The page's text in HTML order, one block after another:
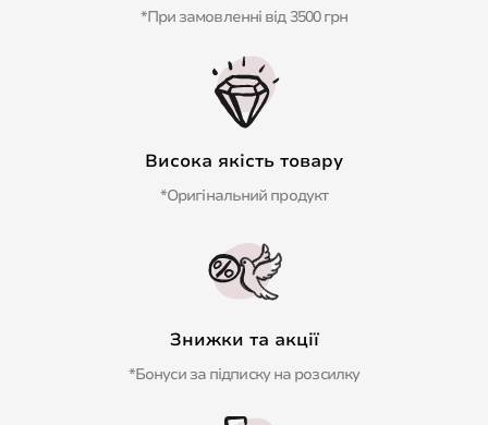
*При замовленні від 3500 грн
Висока якість товару
*Оригінальний продукт
Знижки та акції
*Бонуси за підписку на розсилку